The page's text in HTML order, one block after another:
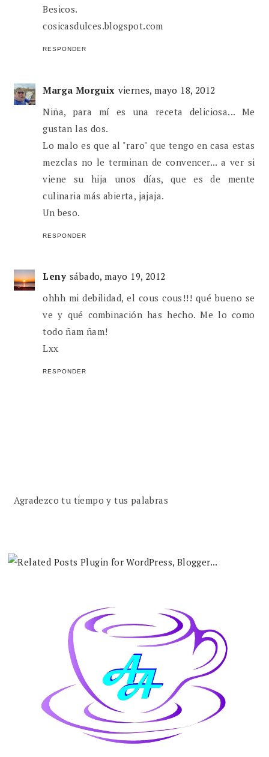
Besicos.
cosicasdulces.blogspot.com
RESPONDER
Marga Morguix viernes, mayo 18, 2012
Niña, para mí es una receta deliciosa... Me
gustan las dos.
Lo malo es que al "raro" que tengo en casa estas
mezclas no le terminan de convencer... a ver si
viene su hija unos días, que es de mente
culinaria más abierta, jajaja.
Un beso.
RESPONDER
Leny sábado, mayo 19, 2012
ohhh mi debilidad, el cous cous!!! qué bueno se
ve y qué combinación has hecho. Me lo como
todo ñam ñam!
Lxx
RESPONDER
Agradezco tu tiempo y tus palabras